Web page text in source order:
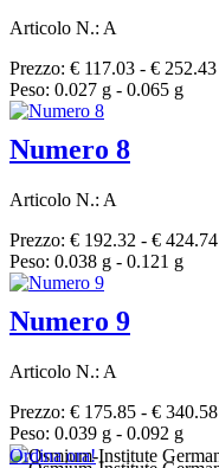
Articolo N.: A
Prezzo: € 117.03 - € 252.43
Peso: 0.027 g - 0.065 g
Numero 8
Articolo N.: A
Prezzo: € 192.32 - € 424.74
Peso: 0.038 g - 0.121 g
Numero 9
Articolo N.: A
Prezzo: € 175.85 - € 340.58
Peso: 0.039 g - 0.092 g
Ordina ora!